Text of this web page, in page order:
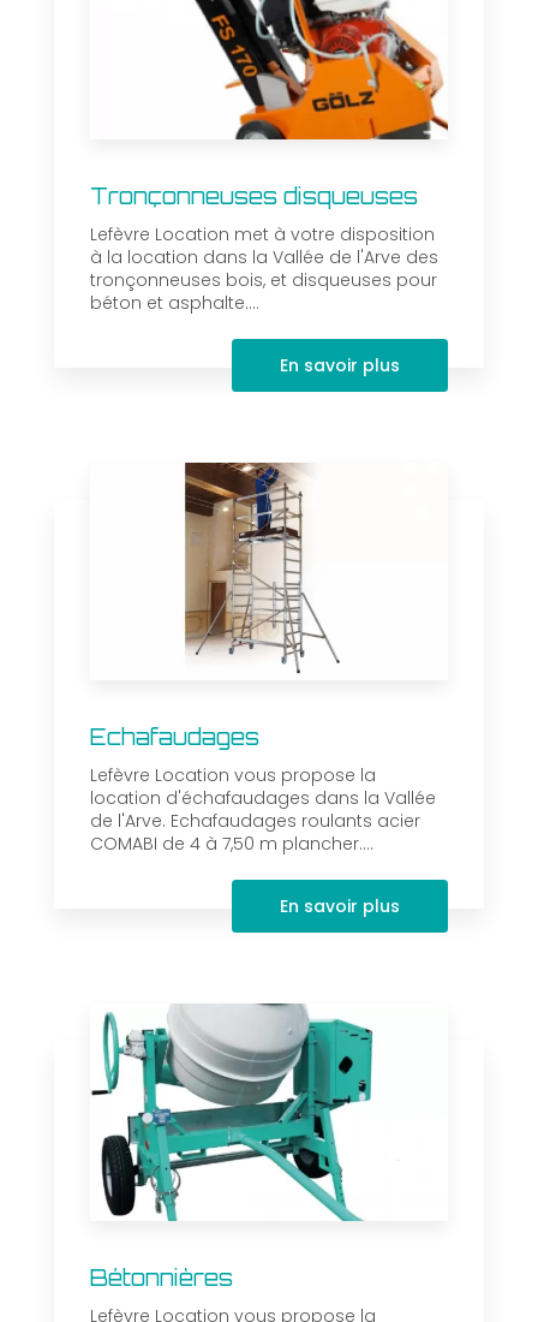
Tronçonneuses disqueuses
Lefèvre Location met à votre disposition
à la location dans la Vallée de l'Arve des
tronçonneuses bois, et disqueuses pour
béton et asphalte....
En savoir plus
Echafaudages
Lefèvre Location vous propose la
location d'échafaudages dans la Vallée
de l'Arve. Echafaudages roulants acier
COMABI de 4 à 7,50 m plancher....
En savoir plus
Bétonnières
Lefèvre Location vous propose la